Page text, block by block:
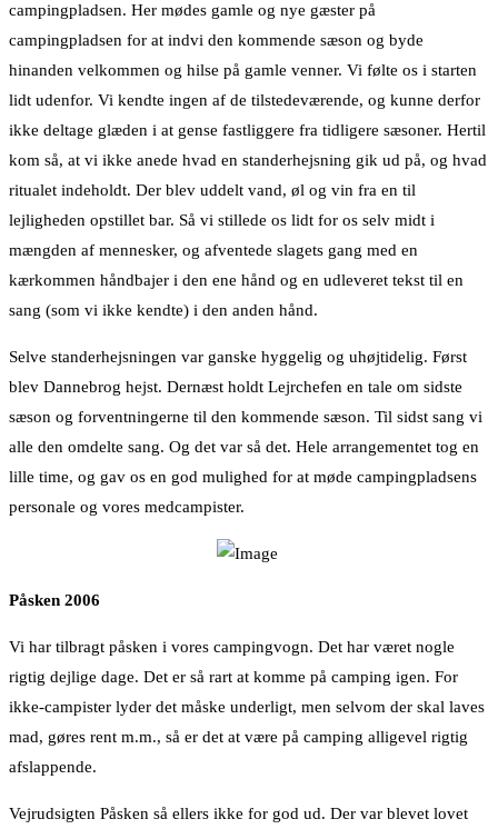
campingpladsen. Her mødes gamle og nye gæster på
campingpladsen for at indvi den kommende sæson og byde
hinanden velkommen og hilse på gamle venner. Vi følte os i starten
lidt udenfor. Vi kendte ingen af de tilstedeværende, og kunne derfor
ikke deltage glæden i at gense fastliggere fra tidligere sæsoner. Hertil
kom så, at vi ikke anede hvad en standerhejsning gik ud på, og hvad
ritualet indeholdt. Der blev uddelt vand, øl og vin fra en til
lejligheden opstillet bar. Så vi stillede os lidt for os selv midt i
mængden af mennesker, og afventede slagets gang med en
kærkommen håndbajer i den ene hånd og en udleveret tekst til en
sang (som vi ikke kendte) i den anden hånd.
Selve standerhejsningen var ganske hyggelig og uhøjtidelig. Først
blev Dannebrog hejst. Dernæst holdt Lejrchefen en tale om sidste
sæson og forventningerne til den kommende sæson. Til sidst sang vi
alle den omdelte sang. Og det var så det. Hele arrangementet tog en
lille time, og gav os en god mulighed for at møde campingpladsens
personale og vores medcampister.
Påsken 2006
Vi har tilbragt påsken i vores campingvogn. Det har været nogle
rigtig dejlige dage. Det er så rart at komme på camping igen. For
ikke-campister lyder det måske underligt, men selvom der skal laves
mad, gøres rent m.m., så er det at være på camping alligevel rigtig
afslappende.
Vejrudsigten Påsken så ellers ikke for god ud. Der var blevet lovet